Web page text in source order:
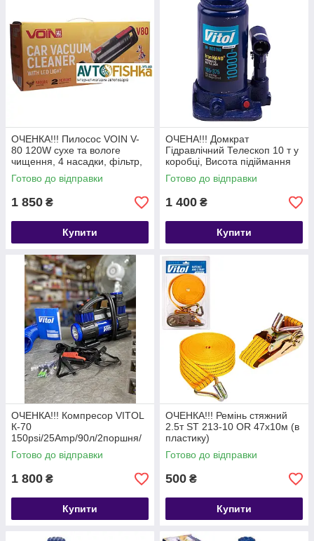
ОЧЕНКА!!! Пилосос VOIN V-
80 120W сухе та вологе
чищення, 4 насадки, фільтр,
2 мотори, LED-підсвітка
Готово до відправки
1 850 ₴
Купити
ОЧЕНА!!! Домкрат
Гідравлічний Телескоп 10 т у
коробці, Висота підіймання
195-375 мм, 5.9 кг
Готово до відправки
1 400 ₴
Купити
ОЧЕНКА!!! Компресор VITOL
К-70
150psi/25Amp/90л/2поршня/
шланг 5.0м/клеми
Готово до відправки
1 800 ₴
Купити
ОЧЕНКА!!! Ремінь стяжний
2.5т ST 213-10 OR 47х10м (в
пластику)
Готово до відправки
500 ₴
Купити